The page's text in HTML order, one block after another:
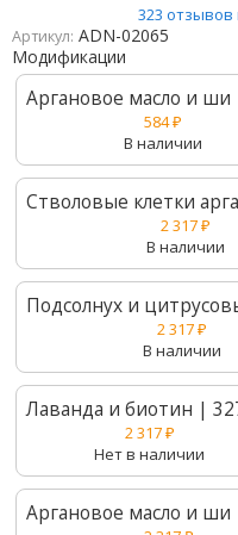
323 отзывов
Артикул: ADN-02065
Модификации
Аргановое масло и
584₽
В наличии
Стволовые клетки
2 317₽
В наличии
Подсолнух и
2 317₽
В наличии
Лаванда и биотин |
2 317₽
Нет в наличии
Аргановое масло и